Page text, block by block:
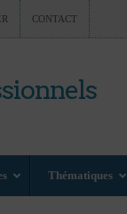
CONTACT
Thématiques